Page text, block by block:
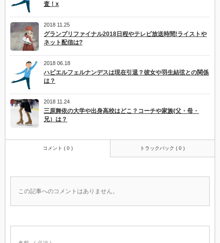
査！x
2018 11.25
グランプリファイナル2018日程やテレビ放送時間!ライストや
ネット配信は?
2018 06.18
ハビエルフェルナンデスは現在引退？彼女や羽生結弦との関係
は？
2018 11.24
三原舞依の大学や出身高校はどこ？コーチや家族(父・母・
兄）は？
コメント ( 0 ) トラックバック ( 0 )
この記事へのコメントはありません。